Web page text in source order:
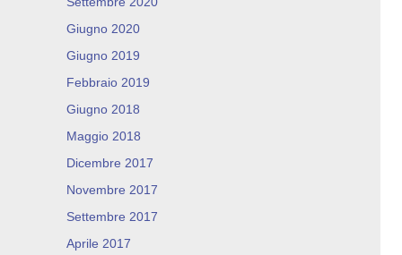
Giugno 2020
Giugno 2019
Febbraio 2019
Giugno 2018
Maggio 2018
Dicembre 2017
Novembre 2017
Settembre 2017
Aprile 2017